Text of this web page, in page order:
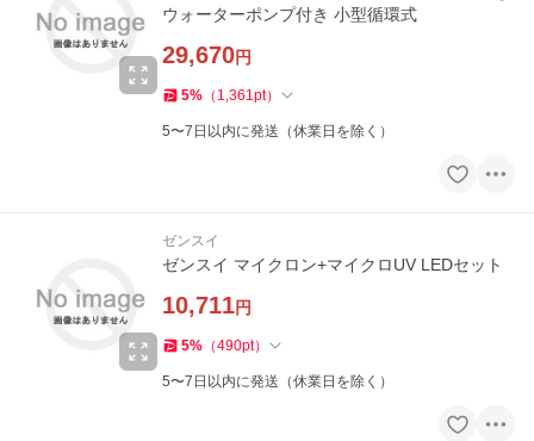
ウォーターポンプ付き 小型循環式
29,670円
5% （ 1,361pt）
5〜7日以内に発送（休業日を除く）
ゼンスイ
ゼンスイ マイクロン+マイクロUV LEDセット
10,711円
5% （490pt）
5〜7日以内に発送（休業日を除く）